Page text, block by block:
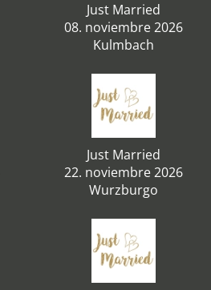
Just Married
08. noviembre 2026
Kulmbach
Just Married
22. noviembre 2026
Wurzburgo